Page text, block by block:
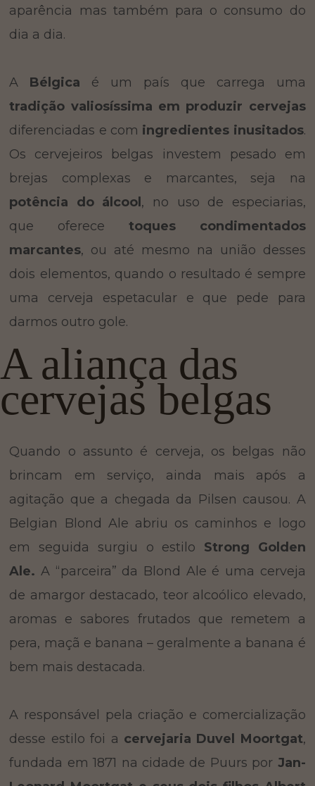
aparência mas também para o consumo do
dia a dia.
A Bélgica é um país que carrega uma
tradição valiosíssima em produzir cervejas
diferenciadas e com ingredientes inusitados.
Os cervejeiros belgas investem pesado em
brejas complexas e marcantes, seja na
potência do álcool , no uso de especiarias,
que oferece toques condimentados
marcantes, ou até mesmo na união desses
dois elementos, quando o resultado é sempre
uma cerveja espetacular e que pede para
darmos outro gole.
A aliança das
cervejas belgas
Quando o assunto é cerveja, os belgas não
brincam em serviço, ainda mais após a
agitação que a chegada da Pilsen causou. A
Belgian Blond Ale abriu os caminhos e logo
em seguida surgiu o estilo Strong Golden
Ale. A “parceira” da Blond Ale é uma cerveja
de amargor destacado, teor alcoólico elevado,
aromas e sabores frutados que remetem a
pera, maçã e banana – geralmente a banana é
bem mais destacada.
A responsável pela criação e comercialização
desse estilo foi a cervejaria Duvel Moortgat,
fundada em 1871 na cidade de Puurs por Jan-